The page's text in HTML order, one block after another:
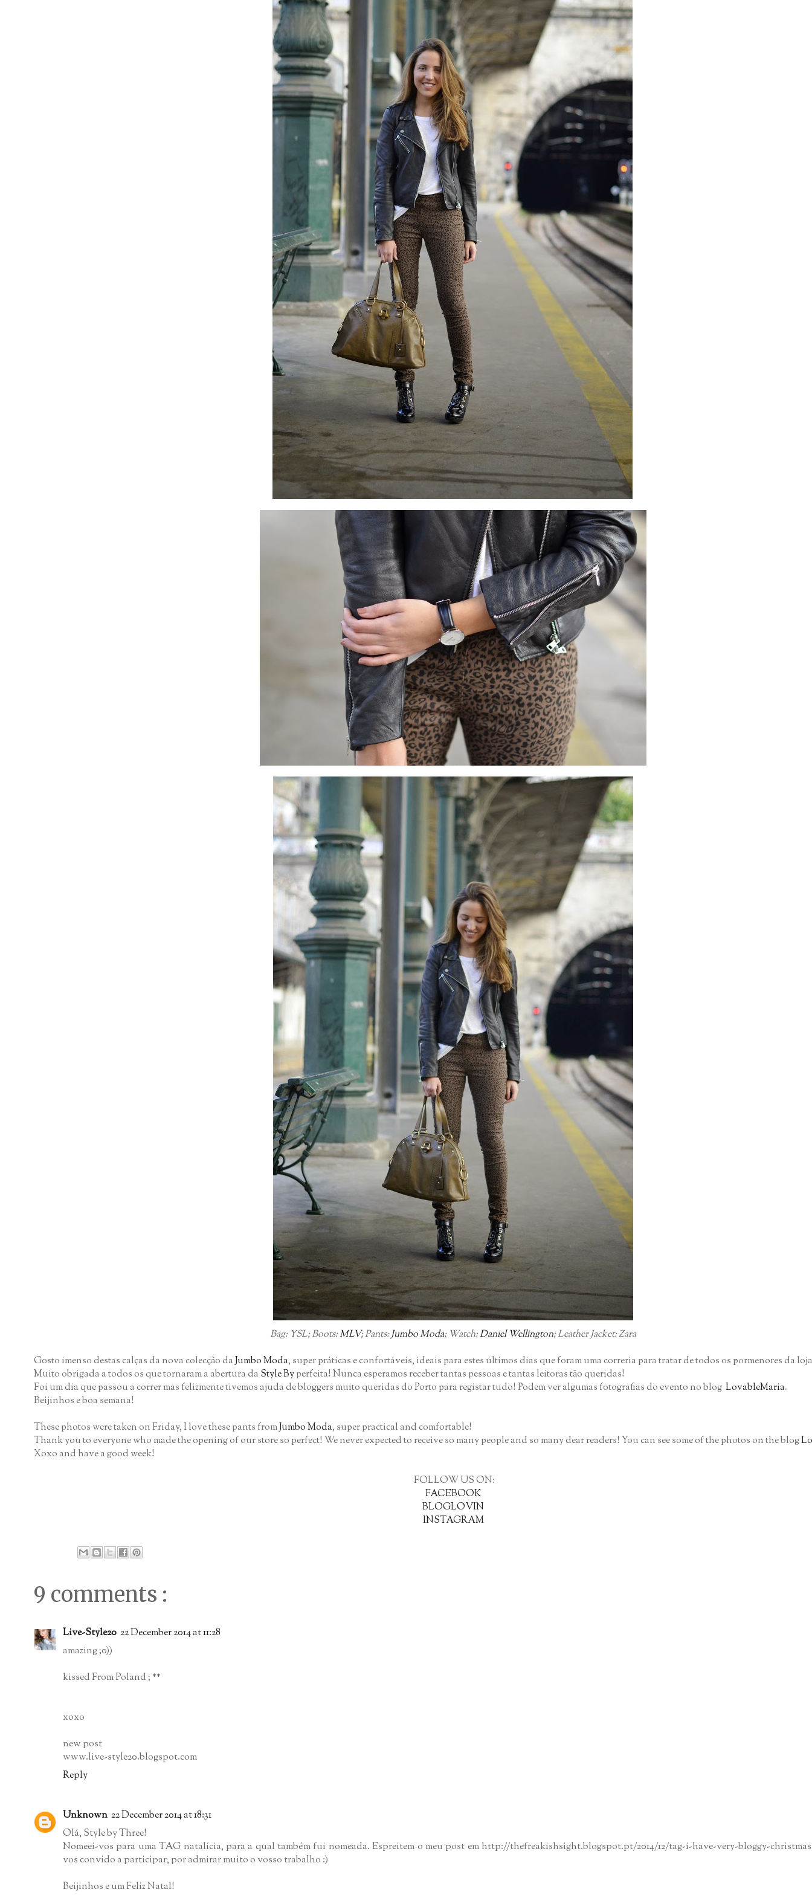
Bag: YSL; Boots:MLV; Pants:Jumbo Moda; Watch:Daniel Wellington; Leather Jacket: Zara
Gosto imenso destas calças da nova colecção daJumbo Moda, super práticas e confortáveis, ideais para estes últimos dias que foram uma correria para tratar de todos os pormenores da
Muito obrigada a todos os que tornaram a abertura da Style Byperfeita! Nunca esperamos receber tantas pessoas e tantas leitoras tão queridas!
Foi um dia que passou a correr mas felizmente tivemos ajuda de bloggers muito queridas do Porto para registar tudo! Podem ver algumas fotografias do evento no blog LovableMaria.
Beijinhos e boa semana!
These photos were taken on Friday, I love these pants fromJumbo Moda, super practical and comfortable!
Thank you to everyone who made the opening of our store so perfect! We never expected to receive so many people and so many dear readers! You can see some of the photos on the blog
Xoxo and have a good week!
FOLLOW US ON:
FACEBOOK
BLOGLOVIN
INSTAGRAM
9 comments :
Live-Style20 22 December 2014 at 11:28
amazing ;0))
kissed From Poland ; **
xoxo
new post
www.live-style20.blogspot.com
Reply
Unknown 22 December 2014 at 18:31
Olá, Style by Three!
Nomeei-vos para uma TAG natalícia, para a qual também fui nomeada. Espreitem o meu post em http://thefreakishsight.blogspot.pt/2014/12/tag-i-have-very-bloggy-
vos convido a participar, por admirar muito o vosso trabalho :)
Beijinhos e um Feliz Natal!